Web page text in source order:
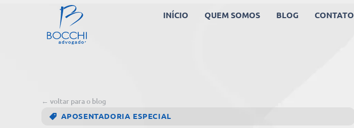
INÍCIO QUEM SOMOS BLOG CONTATO
← voltar para o blog
APOSENTADORIA ESPECIAL